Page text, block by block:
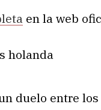
en la web
duelo entre